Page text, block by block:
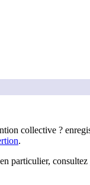
collective ?
.
particulier, consultez